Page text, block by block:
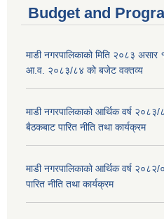
Budget and
माडी नगरपालिकाको मिति २०८३
आ.व. २०८३/८४ को बजेट वक्तव्य
माडी नगरपालिकाको आर्थिक वर्ष
बैठकबाट पारित नीति तथा कार्यक्रम
माडी नगरपालिकाको आर्थिक वर्ष
पारित नीति तथा कार्यक्रम